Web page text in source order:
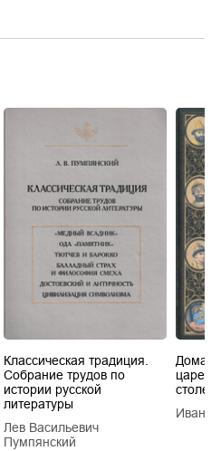
Классическая традиция.
Собрание трудов по
истории русской
литературы
Лев Васильевич
Пумпянский
царей
Иван